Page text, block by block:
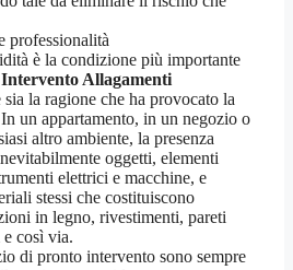
professionalità
è la condizione più importante
Allagamenti
sia la ragione che ha provocato la
un appartamento, in un negozio o
altro ambiente, la presenza
oggetti, elementi
elettrici e macchine, e
stessi che costituiscono
in legno, rivestimenti, pareti
così via.
di pronto intervento sono sempre